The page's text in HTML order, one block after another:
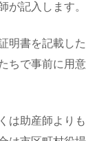
が記入します。
明書を記載した
ちで事前に用意
は助産師よりも